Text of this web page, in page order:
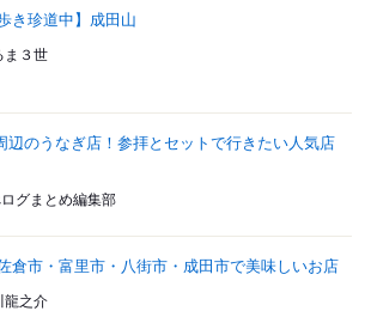
き珍道中】成田山
ま３世
辺のうなぎ店！参拝とセットで行きたい人気店
グまとめ編集部
倉市・富里市・八街市・成田市で美味しいお店
龍之介